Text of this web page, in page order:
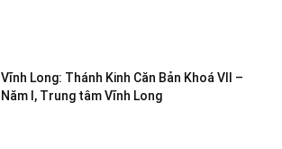
Vĩnh Long: Thánh Kinh Căn Bản Khoá VII –
Năm I, Trung tâm Vĩnh Long